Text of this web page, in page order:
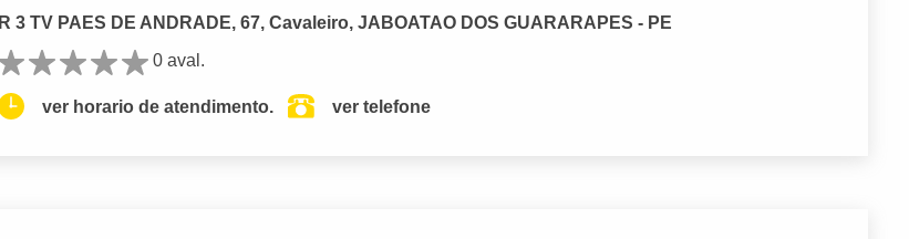
R 3 TV PAES DE ANDRADE, 67, Cavaleiro, JABOATAO DOS GUARARAPES - PE
0 aval.
ver horario de atendimento. ver telefone